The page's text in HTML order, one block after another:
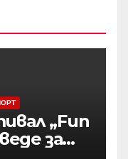
„Fun
за